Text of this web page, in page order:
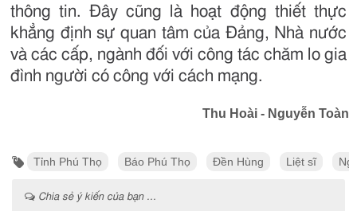
thông tin. Đây cũng là hoạt động thiết thực
khẳng định sự quan tâm của Đảng, Nhà nước
và các cấp, ngành đối với công tác chăm lo gia
đình người có công với cách mạng.
Thu Hoài - Nguyễn Toàn
Tỉnh Phú Thọ Báo Phú Thọ Đền Hùng Liệt sĩ
Chia sẻ ý kiến của bạn ...